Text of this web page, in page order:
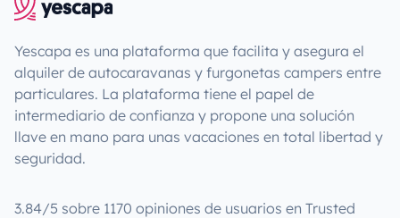
Yescapa es una plataforma que facilita y asegura el
alquiler de autocaravanas y furgonetas campers entre
particulares. La plataforma tiene el papel de
intermediario de confianza y propone una solución
llave en mano para unas vacaciones en total libertad y
seguridad.
3.84/5 sobre 1170 opiniones de usuarios en Trusted